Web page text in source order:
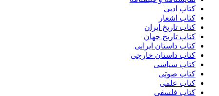
کتاب ادبی
کتاب اشعار
کتاب تاریخ ایران
کتاب تاریخ جهان
کتاب داستان ایرانی
کتاب داستان خارجی
کتاب سیاسی
کتاب صوتی
کتاب علمی
کتاب فلسفی